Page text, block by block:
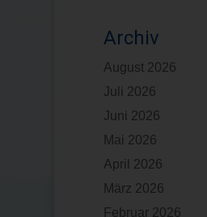
Archiv
August 2026
Juli 2026
Juni 2026
Mai 2026
April 2026
März 2026
Februar 2026